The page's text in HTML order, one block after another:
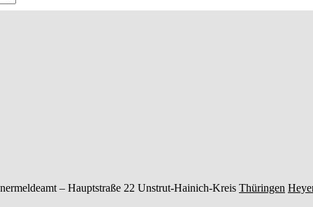
– Hauptstraße 22 Unstrut-Hainich-Kreis Thüringen